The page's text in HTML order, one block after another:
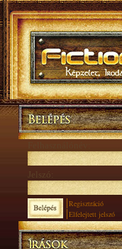
Jelszó:
Regisztráció
Elfelejtett jelszó